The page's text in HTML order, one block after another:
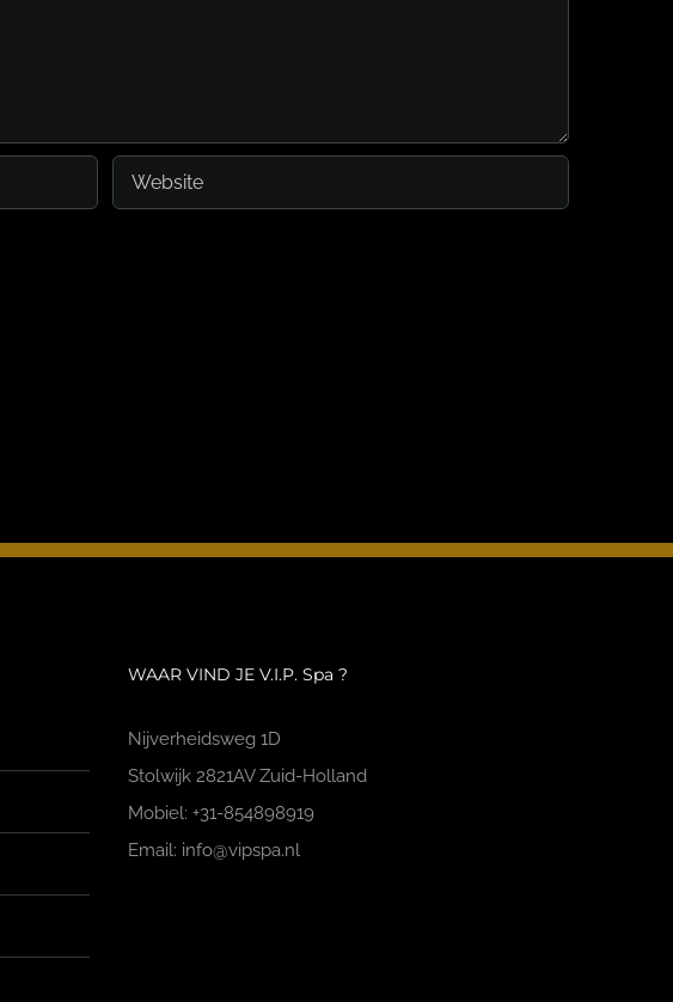
WAAR VIND JE V.I.P. Spa ?
Nijverheidsweg 1D
Stolwijk 2821AV Zuid-Holland
Mobiel: +31-854898919
Email: info@vipspa.nl